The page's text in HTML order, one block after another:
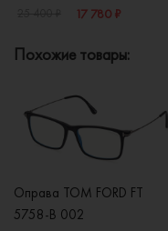
17 780 ₽
Похожие товары:
Оправа TOM FORD FT
5758-B 002